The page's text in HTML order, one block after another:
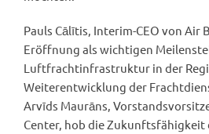
Pauls Cālītis, Interim-CEO von Air
Eröffnung als wichtigen
Luftfrachtinfrastruktur in der
Weiterentwicklung der
Arvīds Maurāns,
Center, hob die